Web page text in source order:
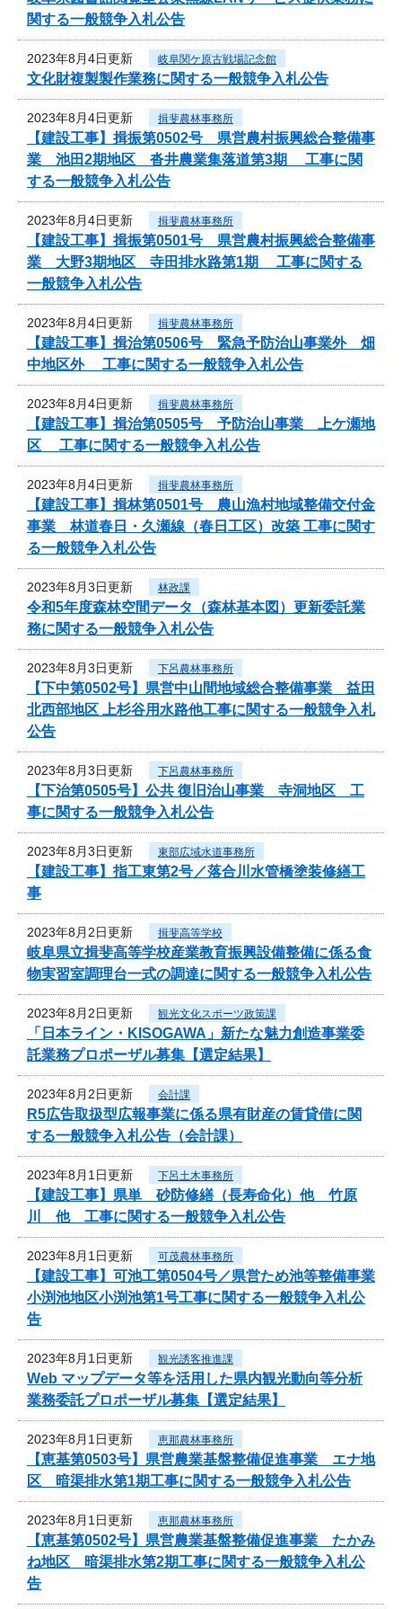
関する一般競争入札公告
2023年8月4日更新 岐阜関ケ原古戦場記念館
文化財複製製作業務に関する一般競争入札公告
2023年8月4日更新 揖斐農林事務所
【建設工事】揖振第0502号 県営農村振興総合整備事
業 池田2期地区 沓井農業集落道第3期 工事に関
する一般競争入札公告
2023年8月4日更新 揖斐農林事務所
【建設工事】揖振第0501号 県営農村振興総合整備事
業 大野3期地区 寺田排水路第1期 工事に関する
一般競争入札公告
2023年8月4日更新 揖斐農林事務所
【建設工事】揖治第0506号 緊急予防治山事業外 畑
中地区外 工事に関する一般競争入札公告
2023年8月4日更新 揖斐農林事務所
【建設工事】揖治第0505号 予防治山事業 上ケ瀬地
区 工事に関する一般競争入札公告
2023年8月4日更新 揖斐農林事務所
【建設工事】揖林第0501号 農山漁村地域整備交付金
事業 林道春日・久瀬線（春日工区）改築 工事に関す
る一般競争入札公告
2023年8月3日更新 林政課
令和5年度森林空間データ（森林基本図）更新委託業
務に関する一般競争入札公告
2023年8月3日更新 下呂農林事務所
【下中第0502号】県営中山間地域総合整備事業 益田
北西部地区 上杉谷用水路他工事に関する一般競争入札
公告
2023年8月3日更新 下呂農林事務所
【下治第0505号】公共 復旧治山事業 寺洞地区 工
事に関する一般競争入札公告
2023年8月3日更新 東部広域水道事務所
【建設工事】指工東第2号／落合川水管橋塗装修繕工
事
2023年8月2日更新 揖斐高等学校
岐阜県立揖斐高等学校産業教育振興設備整備に係る食
物実習室調理台一式の調達に関する一般競争入札公告
2023年8月2日更新 観光文化スポーツ政策課
「日本ライン・KISOGAWA」新たな魅力創造事業委
託業務プロポーザル募集【選定結果】
2023年8月2日更新 会計課
R5広告取扱型広報事業に係る県有財産の賃貸借に関
する一般競争入札公告（会計課）
2023年8月1日更新 下呂土木事務所
【建設工事】県単 砂防修繕（長寿命化）他 竹原
川 他 工事に関する一般競争入札公告
2023年8月1日更新 可茂農林事務所
【建設工事】可池工第0504号／県営ため池等整備事業
小渕池地区小渕池第1号工事に関する一般競争入札公
告
2023年8月1日更新 観光誘客推進課
Web マップデータ等を活用した県内観光動向等分析
業務委託プロポーザル募集【選定結果】
2023年8月1日更新 恵那農林事務所
【恵基第0503号】県営農業基盤整備促進事業 エナ地
区 暗渠排水第1期工事に関する一般競争入札公告
2023年8月1日更新 恵那農林事務所
【恵基第0502号】県営農業基盤整備促進事業 たかみ
ね地区 暗渠排水第2期工事に関する一般競争入札公
告